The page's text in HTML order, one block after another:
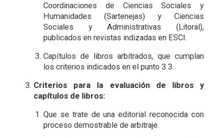
Coordinaciones de Ciencias Sociales y
Humanidades (Sartenejas) y Ciencias
Sociales y Administrativas (Litoral),
publicados en revistas indizadas en ESCI.
Capítulos de libros arbitrados, que cumplan
los criterios indicados en el punto 3.3.
Criterios para la evaluación de libros y
capítulos de libros:
Que se trate de una editorial reconocida con
proceso demostrable de arbitraje.